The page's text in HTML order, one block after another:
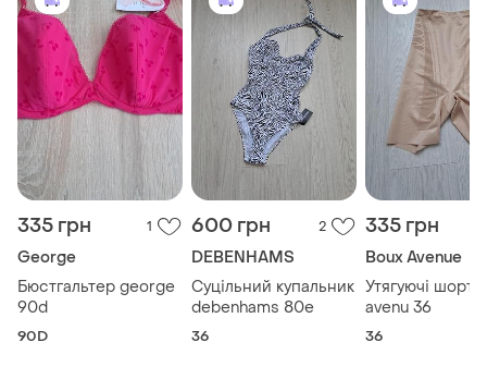
335 грн 1
George
Бюстгальтер george
90d
90D
600 грн 2
DEBENHAMS
Суцільний купальник
debenhams 80e
36
335 грн
Boux Avenue
Утягуючі
avenu 36
36